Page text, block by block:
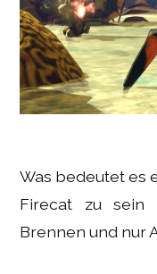
Was bedeutet es
Firecat zu sein
Brennen und nur